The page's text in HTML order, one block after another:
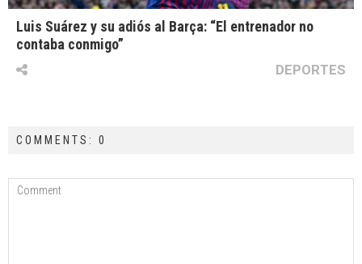
Luis Suárez y su adiós al Barça: “El entrenador no
contaba conmigo”
DEPORTES
COMMENTS: 0